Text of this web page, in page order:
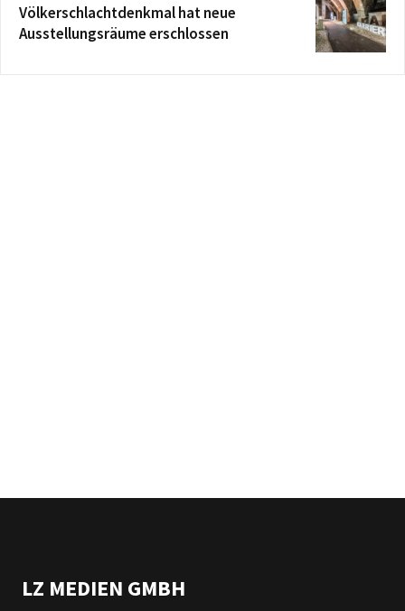
Völkerschlachtdenkmal hat neue
Ausstellungsräume erschlossen
LZ MEDIEN GMBH